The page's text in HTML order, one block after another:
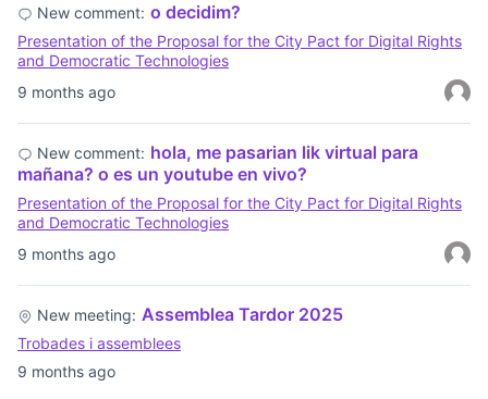
9 months ago
New comment: o decidim?
Presentation of the Proposal for the City Pact for Digital Rights
and Democratic Technologies
9 months ago
New comment: hola, me pasarian lik virtual para
mañana? o es un youtube en vivo?
Presentation of the Proposal for the City Pact for Digital Rights
and Democratic Technologies
9 months ago
New meeting: Assemblea Tardor 2025
Trobades i assemblees